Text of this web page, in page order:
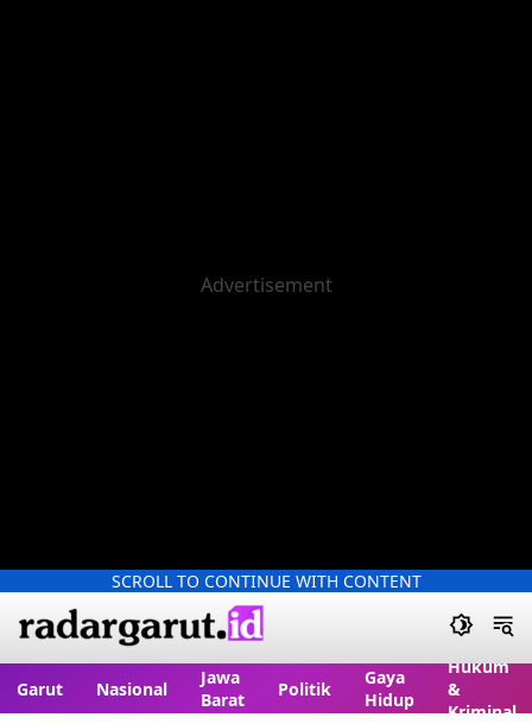
SCROLL TO CONTINUE WITH CONTENT
Garut Nasional
Jawa
Barat
Politik
Gaya
Hidup
Hukum
&
Kriminal